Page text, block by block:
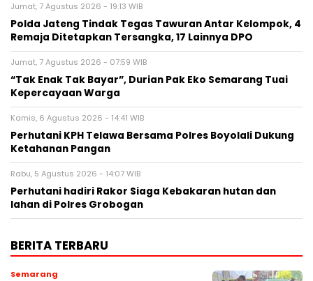
Jumat, 7 Agustus 2026 - 19:13 WIB
Polda Jateng Tindak Tegas Tawuran Antar Kelompok, 4
Remaja Ditetapkan Tersangka, 17 Lainnya DPO
Jumat, 7 Agustus 2026 - 07:59 WIB
“Tak Enak Tak Bayar”, Durian Pak Eko Semarang Tuai
Kepercayaan Warga
Kamis, 6 Agustus 2026 - 14:41 WIB
Perhutani KPH Telawa Bersama Polres Boyolali Dukung
Ketahanan Pangan
Rabu, 5 Agustus 2026 - 14:07 WIB
Perhutani hadiri Rakor Siaga Kebakaran hutan dan
lahan di Polres Grobogan
BERITA TERBARU
Semarang